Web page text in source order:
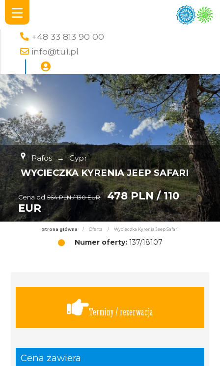
+48 33 813 90 00
info@tu1.pl
Pafos → Cypr
WYCIECZKA KYRENIA JEEP SAFARI
Cena od 564 PLN / 130 EUR
478 PLN / 110
EUR
Strona główna / Oferta / Wycieczka Kyrenia Jeep Safari
Numer oferty:137/18107
Terminy / rezerwacja
Cena zawiera